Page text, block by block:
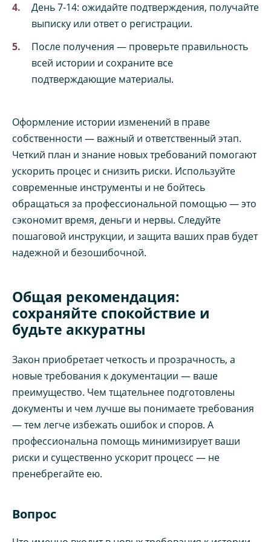
День 7-14: ожидайте подтверждения, получайте
выписку или ответ о регистрации.
После получения — проверьте правильность
всей истории и сохраните все
подтверждающие материалы.
Оформление истории изменений в праве
собственности — важный и ответственный этап.
Четкий план и знание новых требований помогают
ускорить процес и снизить риски. Используйте
современные инструменты и не бойтесь
обращаться за профессиональной помощью — это
сэкономит время, деньги и нервы. Следуйте
пошаговой инструкции, и защита ваших прав будет
надежной и безошибочной.
Общая рекомендация:
сохраняйте спокойствие и
будьте аккуратны
Закон приобретает четкость и прозрачность, а
новые требования к документации — ваше
преимущество. Чем тщательнее подготовлены
документы и чем лучше вы понимаете требования
— тем легче избежать ошибок и споров. А
профессиональна помощь минимизирует ваши
риски и существенно ускорит процесс — не
пренебрегайте ею.
Вопрос